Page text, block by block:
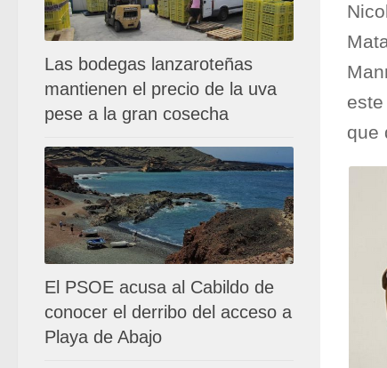
que
Las bodegas lanzaroteñas
mantienen el precio de la uva
pese a la gran cosecha
El PSOE acusa al Cabildo de
conocer el derribo del acceso a
Playa de Abajo